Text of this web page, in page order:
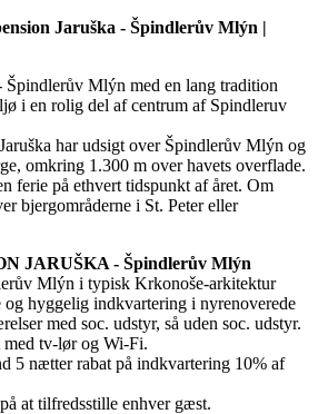
Jaruška - Špindlerův Mlýn |
Špindlerův Mlýn med en lang tradition
i en rolig del af centrum af Spindleruv
har udsigt over Špindlerův Mlýn og
omkring 1.300 m over havets overflade.
ferie på ethvert tidspunkt af året. Om
bjergområderne i St. Peter eller
JARUŠKA - Špindlerův Mlýn
Mlýn i typisk Krkonoše-arkitektur
hyggelig indkvartering i nyrenoverede
med soc. udstyr, så uden soc. udstyr.
tv-lør og Wi-Fi.
5 nætter rabat på indkvartering 10% af
at tilfredsstille enhver gæst.